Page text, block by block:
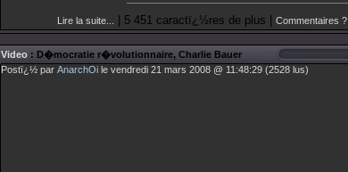
Lire la suite... | 5 451 caractï¿½res de plus | Commentaires ?
Video : D�mocratie r�volutionnaire, Charlie Bauer
Postï¿½ par AnarchOi le vendredi 21 mars 2008 @ 11:48:29 (2528 lus)